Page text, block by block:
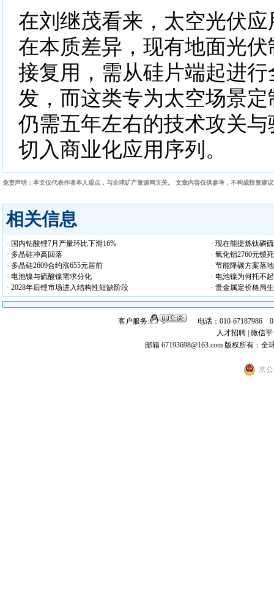
在刘继茂看来，太空光伏
在本质差异，现有地面光
接复用，需从硅片端起进
发，而这类专为太空场景
仍需五年左右的技术攻关
切入商业化应用序列。
免责声明：本文仅代表作者本人观点，与全球矿产资源网无关。 文章内容仅供参考，不构成投资建
相关信息
· 国内钴酸锂7月产量环比下滑16%
· 现在能提炼钛磷
· 多晶硅冲高回落
· 氧化铝2760元锁
· 多晶硅2609合约涨655元居前
· 节能降碳方案落
· 电池镍与硫酸镍需求分化
· 电池镍为何托不
· 2028年后锂市场进入结构性短缺阶段
· 贵金属定价格局
客户服务:
电话：010-67187986
人才招聘 微信
邮箱 67193698@163.com 版权所有：全
京公